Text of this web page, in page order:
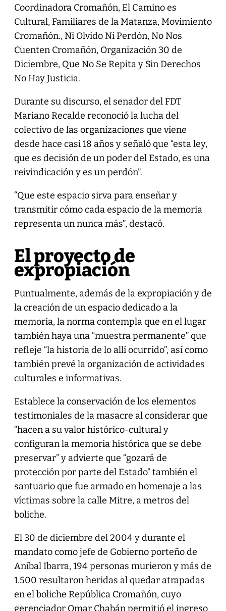
Coordinadora Cromañón, El Camino es
Cultural, Familiares de la Matanza, Movimiento
Cromañón., Ni Olvido Ni Perdón, No Nos
Cuenten Cromañón, Organización 30 de
Diciembre, Que No Se Repita y Sin Derechos
No Hay Justicia.
Durante su discurso, el senador del FDT
Mariano Recalde reconoció la lucha del
colectivo de las organizaciones que viene
desde hace casi 18 años y señaló que “esta ley,
que es decisión de un poder del Estado, es una
reivindicación y es un perdón”.
“Que este espacio sirva para enseñar y
transmitir cómo cada espacio de la memoria
representa un nunca más”, destacó.
El proyecto de
expropiación
Puntualmente, además de la expropiación y de
la creación de un espacio dedicado a la
memoria, la norma contempla que en el lugar
también haya una “muestra permanente” que
refleje “la historia de lo allí ocurrido”, así como
también prevé la organización de actividades
culturales e informativas.
Establece la conservación de los elementos
testimoniales de la masacre al considerar que
“hacen a su valor histórico-cultural y
configuran la memoria histórica que se debe
preservar” y advierte que “gozará de
protección por parte del Estado” también el
santuario que fue armado en homenaje a las
víctimas sobre la calle Mitre, a metros del
boliche.
El 30 de diciembre del 2004 y durante el
mandato como jefe de Gobierno porteño de
Aníbal Ibarra, 194 personas murieron y más de
1.500 resultaron heridas al quedar atrapadas
en el boliche República Cromañón, cuyo
gerenciador Omar Chabán permitió el ingreso